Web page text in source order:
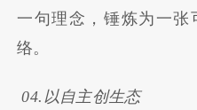
一句理念，锤炼为一张
络。
04.以自主创生态